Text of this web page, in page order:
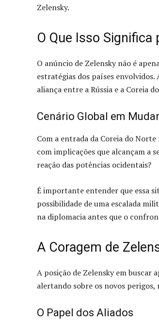
Zelensky.
O Que Isso Significa
O anúncio de Zelensky não é
estratégias dos países envolvidos.
aliança entre a Rússia e a Coreia
Cenário Global em
Com a entrada da Coreia do
com implicações que alcançam a
reação das potências ocidentais?
É importante entender que essa
possibilidade de uma escalada
na diplomacia antes que o
A Coragem de
A posição de Zelensky em buscar
alertando sobre os novos perigos,
O Papel dos Aliados